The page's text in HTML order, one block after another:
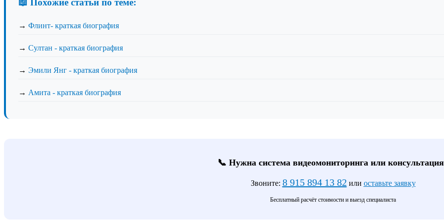
📖 Похожие статьи по теме:
→ Флинт- краткая биография
→ Султан - краткая биография
→ Эмили Янг - краткая биография
→ Амита - краткая биография
📞 Нужна система видеомониторинга или
Звоните: 8 915 894 13 82 или оставьте заявку
Бесплатный расчёт стоимости и выезд специалиста